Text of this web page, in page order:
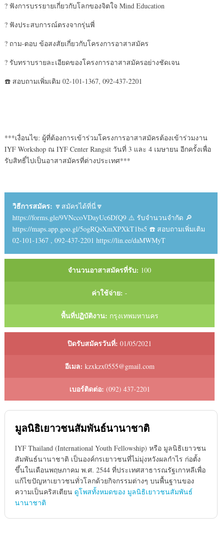
? ฟังการบรรยายเกี่ยวกับโลกของจิตใจ Mind Education
? ฟังประสบการณ์ตรงจากรุ่นพี่
? ถาม-ตอบ ข้อสงสัยเกี่ยวกับโครงการอาสาสมัคร
? รับทราบรายละเอียดของโครงการอาสาสมัครอย่างชัดเจน
☎️ สอบถามเพิ่มเติม 02-101-1367, 092-437-2201
***เงื่อนไข: ผู้ที่ต้องการเข้าร่วมโครงการอาสาสมัครต้องเข้าร่วมงาน
IYF Workshop ณ IYF Center Rangsit วันที่ 3 และ 4 เมษายน อีกครั้งเพื่อ
รับสิทธิ์ไปเป็นอาสาสมัครที่ต่างประเทศ***
วิธีการสมัคร: 🔽สมัครได้ที่นี่🔽
https://forms.gle/9VNccoVDayUc6DfQ9 ⚠️ รับจำนวนจำกัด 🔎
https://maps.app.goo.gl/5ogRQsXmXPXkT1bs5 ☎️ สอบถามเพิ่มเติม
02-101-1367 , 092-437-2201 https://lin.ee/daMWMyT
จำนวนอาสาสมัครที่รับ: 100
ค่าใช้จ่าย: -
พื้นที่ปฏิบัติงาน: กรุงเทพมหานคร
ปิดรับสมัครวันที่: 01/05/2021
อีเมล: kzxkzx0555@gmail.com
เบอร์ติดต่อ: (092) 437-2201
มูลนิธิเยาวชนสัมพันธ์นานาชาติ
IYF Thailand (International Youth Fellowship) หรือ มูลนิธิเยาวชน
สัมพันธ์นานาชาติ เป็นองค์กรเยาวชนที่ไม่มุ่งหวังผลกำไร ก่อตั้ง
ขึ้นในเดือนพฤษภาคม พ.ศ. 2544 ที่ประเทศสาธารณรัฐเกาหลีเพื่อ
แก้ไขปัญหาเยาวชนทั่วโลกด้วยกิจกรรมต่างๆ บนพื้นฐานของ
ความเป็นคริสเตียน ดูโพสทั้งหมดของ มูลนิธิเยาวชนสัมพันธ์
นานาชาติ